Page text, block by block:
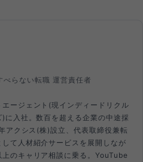
べらない転職 運営責任者
ージェント(現インディードリクル
に入社。数百を超える企業の中途採
アクシス(株)設立、代表取締役兼転
て人材紹介サービスを展開しなが
上のキャリア相談に乗る。YouTube